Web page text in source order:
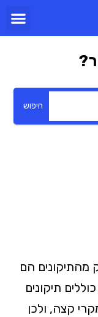
חיפוש
מהתיקונים הם
תיקונים
קצה, ולכן